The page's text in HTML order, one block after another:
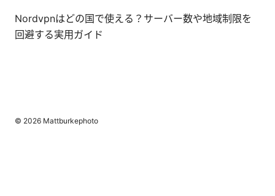
Nordvpnはどの国で使える？サーバー数や地域制限を
回避する実用ガイド
© 2026 Mattburkephoto